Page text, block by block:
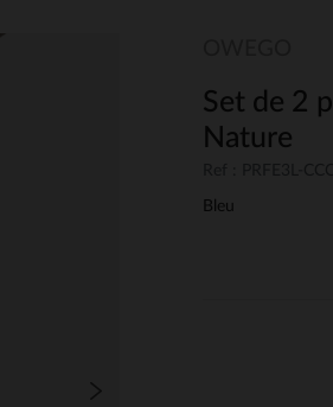
Set de 2
Nature
Bleu